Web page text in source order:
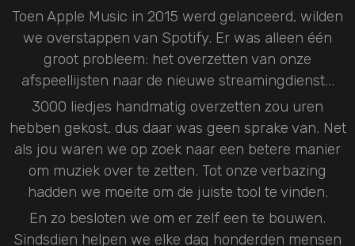
Toen Apple Music in 2015 werd gelanceerd, wilden
we overstappen van Spotify. Er was alleen één
groot probleem: het overzetten van onze
afspeellijsten naar de nieuwe streamingdienst...
3000 liedjes handmatig overzetten zou uren
hebben gekost, dus daar was geen sprake van. Net
als jou waren we op zoek naar een betere manier
om muziek over te zetten. Tot onze verbazing
hadden we moeite om de juiste tool te vinden.
En zo besloten we om er zelf een te bouwen.
Sindsdien helpen we elke dag honderden mensen